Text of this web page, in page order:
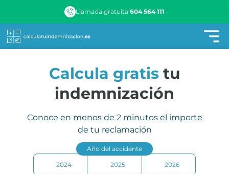
Llamada gratuita604 564 111
Calcula gratistu
indemnización
Conoce en menos de 2 minutos el importe
de tu reclamación
Año del accidente
2024 2025 2026